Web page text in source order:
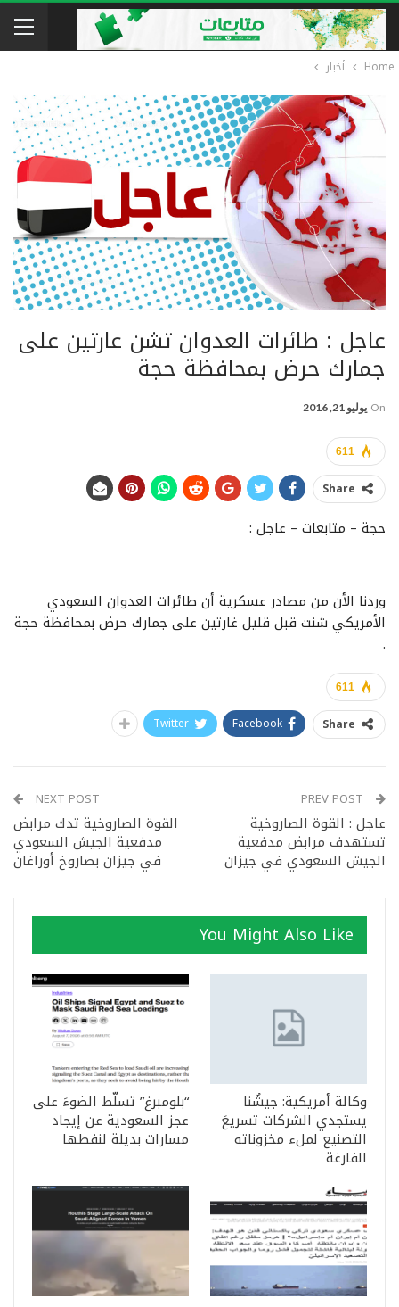
Home أخبار
عاجل : طائرات العدوان تشن عارتين على
جمارك حرض بمحافظة حجة
On يوليو 21, 2016
611
Share
حجة – متابعات – عاجل :
وردنا الأن من مصادر عسكرية أن طائرات العدوان السعودي
الأمريكي شنت قبل قليل غارتين على جمارك حرض بمحافظة حجة
.
611
Share
Facebook
Twitter
عاجل : القوة الصاروخية
تستهدف مرابض مدفعية
الجيش السعودي في جيزان
NEXT POST
القوة الصاروخية تدك مرابض
مدفعية الجيش السعودي
في جيزان بصاروخ أوراغان
You Might Also Like
وكالة أمريكية: جيشُنا
يستجدي الشركات تسريعَ
التصنيع لملء مخزوناته
الفارغة
“بلومبرغ” تسلّط الضوءَ على
عجز السعودية عن إيجاد
مسارات بديلة لنفطها